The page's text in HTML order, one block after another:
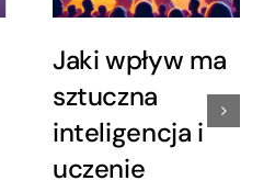
Jaki wpływ ma
sztuczna
inteligencja i
uczenie